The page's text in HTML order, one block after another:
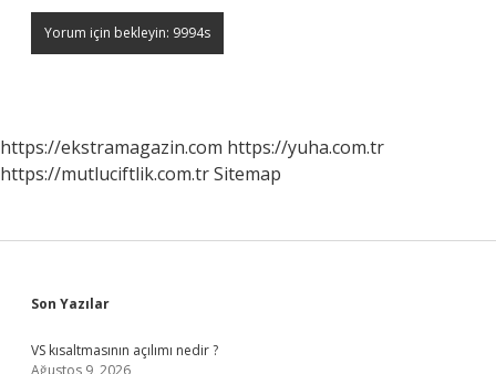
https://ekstramagazin.com https://yuha.com.tr
https://mutluciftlik.com.trSitemap
Sidebar
Son Yazılar
VS kısaltmasının açılımı nedir ?
Ağustos 9, 2026